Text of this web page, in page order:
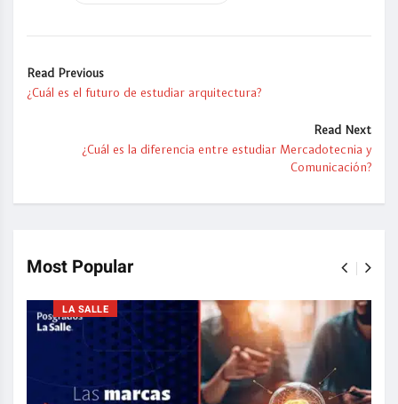
Read Previous
¿Cuál es el futuro de estudiar arquitectura?
Read Next
¿Cuál es la diferencia entre estudiar Mercadotecnia y
Comunicación?
Most Popular
LA SALLE